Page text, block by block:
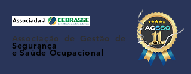
Associação de Gestão de
Segurança
e Saúde Ocupacional